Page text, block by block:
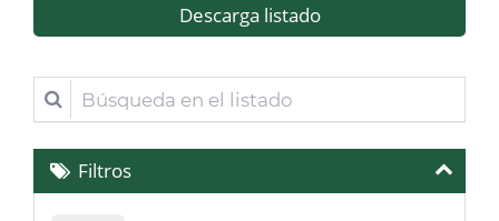
Descarga listado
Búsqueda
en
el
listadoFiltros